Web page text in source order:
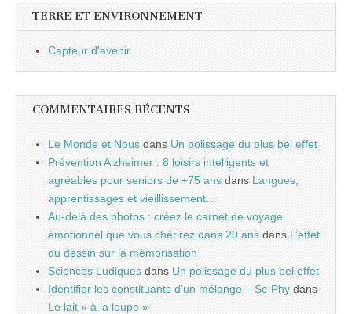
TERRE ET ENVIRONNEMENT
Capteur d'avenir
COMMENTAIRES RÉCENTS
Le Monde et Nous dans Un polissage du plus bel effet
Prévention Alzheimer : 8 loisirs intelligents et
agréables pour seniors de +75 ans dans Langues,
apprentissages et vieillissement…
Au-delà des photos : créez le carnet de voyage
émotionnel que vous chérirez dans 20 ans dans L’effet
du dessin sur la mémorisation
Sciences Ludiques dans Un polissage du plus bel effet
Identifier les constituants d’un mélange – Sc-Phy dans
Le lait « à la loupe »